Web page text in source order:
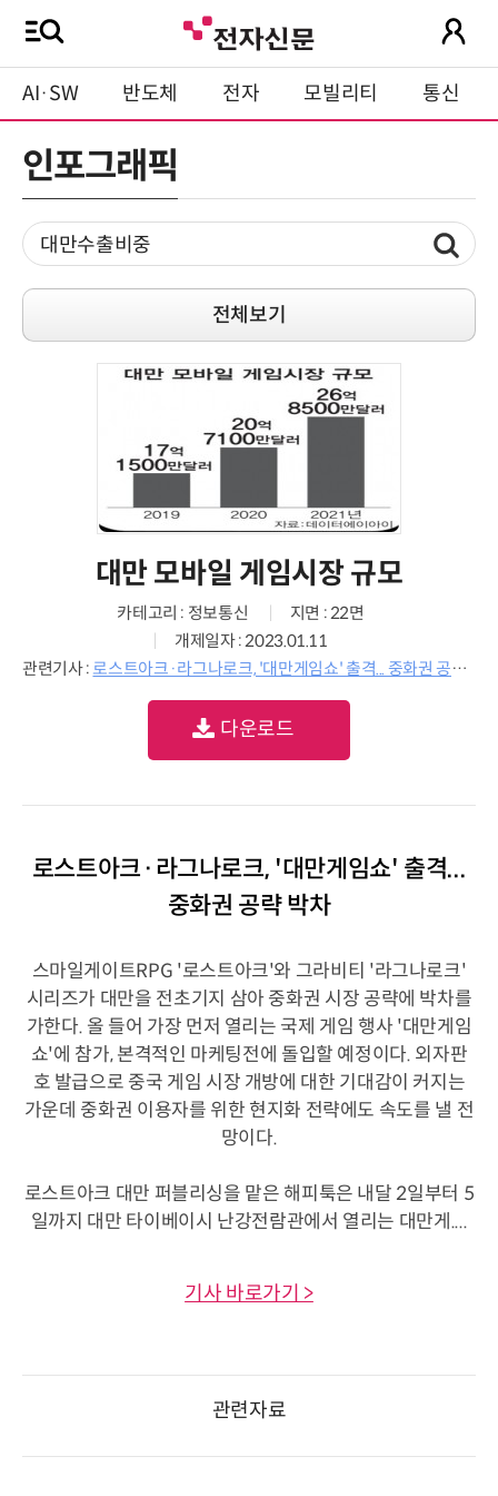
AI·SW 반도체 전자 모빌리티 통신
인포그래픽
전체보기
대만 모바일 게임시장 규모
카테고리 : 정보통신
지면 : 22면
개제일자 : 2023.01.11
관련기사 : 로스트아크·라그나로크, '대만게임쇼' 출격... 중화권 공략 박차
다운로드
로스트아크·라그나로크, '대만게임쇼' 출격...
중화권 공략 박차
스마일게이트RPG '로스트아크'와 그라비티 '라그나로크'
시리즈가 대만을 전초기지 삼아 중화권 시장 공략에 박차를
가한다. 올 들어 가장 먼저 열리는 국제 게임 행사 '대만게임
쇼'에 참가, 본격적인 마케팅전에 돌입할 예정이다. 외자판
호 발급으로 중국 게임 시장 개방에 대한 기대감이 커지는
가운데 중화권 이용자를 위한 현지화 전략에도 속도를 낼 전
망이다.
로스트아크 대만 퍼블리싱을 맡은 해피툭은 내달 2일부터 5
일까지 대만 타이베이시 난강전람관에서 열리는 대만게....
기사 바로가기 >
관련자료